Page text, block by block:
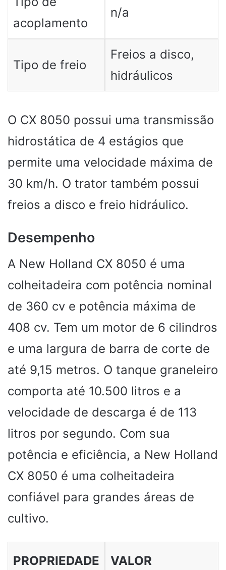
acoplamento
n/a
Tipo de freio
Freios a disco,
hidráulicos
O CX 8050 possui uma transmissão
hidrostática de 4 estágios que
permite uma velocidade máxima de
30 km/h. O trator também possui
freios a disco e freio hidráulico.
Desempenho
A New Holland CX 8050 é uma
colheitadeira com potência nominal
de 360 ​​cv e potência máxima de
408 cv. Tem um motor de 6 cilindros
e uma largura de barra de corte de
até 9,15 metros. O tanque graneleiro
comporta até 10.500 litros e a
velocidade de descarga é de 113
litros por segundo. Com sua
potência e eficiência, a New Holland
CX 8050 é uma colheitadeira
confiável para grandes áreas de
cultivo.
PROPRIEDADE VALOR